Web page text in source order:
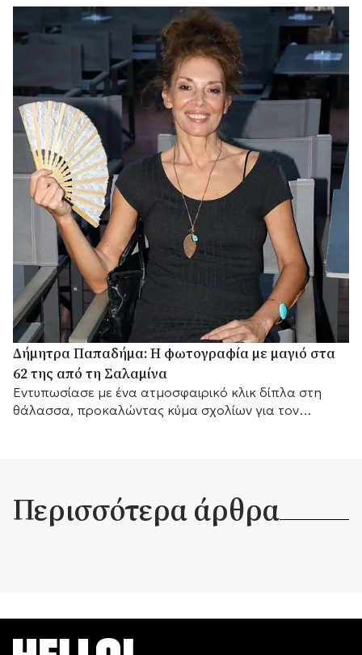
Δήμητρα Παπαδήμα: Η φωτογραφία με μαγιό στα
62 της από τη Σαλαμίνα
Εντυπωσίασε με ένα ατμοσφαιρικό κλικ δίπλα στη
θάλασσα, προκαλώντας κύμα σχολίων για τον
Περισσότερα άρθρα